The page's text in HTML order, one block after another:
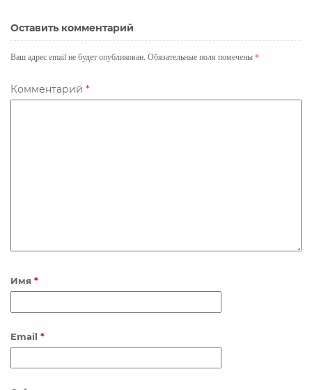
e
b
o
k
t
r
k
e
n
Оставить комментарий
Ваш адрес email не будет опубликован. Обязательные поля помечены *
Комментарий *
Имя *
Email *